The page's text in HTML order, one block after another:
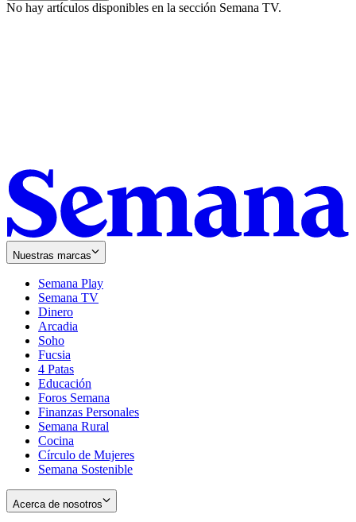
No hay artículos disponibles en la sección Semana TV.
Nuestras marcas
Semana Play
Semana TV
Dinero
Arcadia
Soho
in
new
window
Fucsia
in
new
window
4 Patas
Educación
Foros Semana
Finanzas Personales
Semana Rural
Cocina
Círculo de Mujeres
Semana Sostenible
Acerca de nosotros